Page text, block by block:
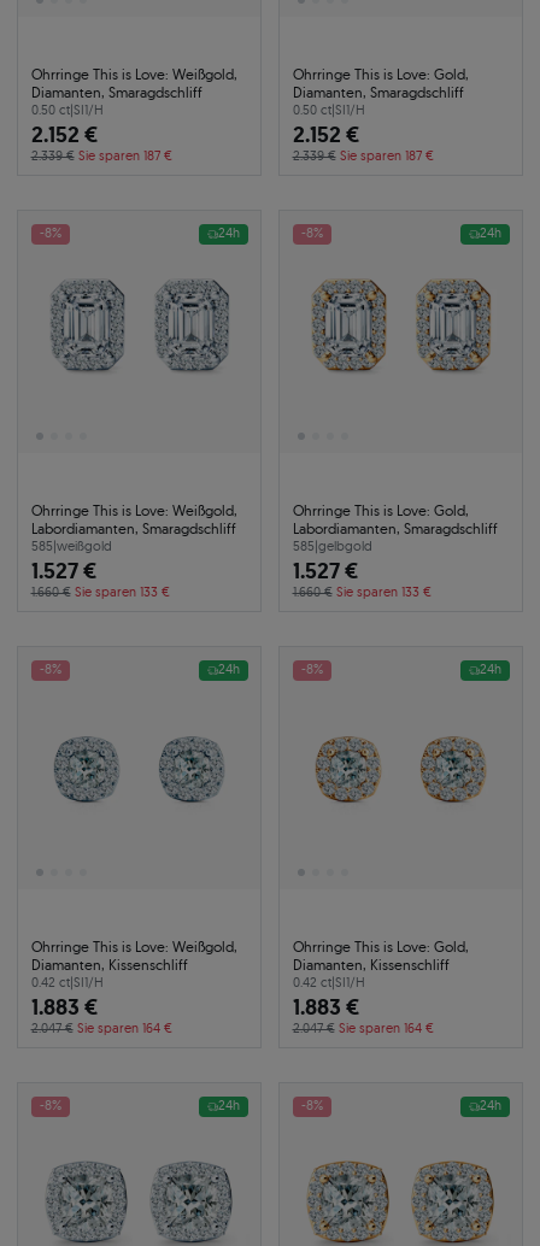
Ohrringe This is Love: Weißgold,
Diamanten, Smaragdschliff
0.50 ct|SI1/H
2.152 €
2.339 € Sie sparen 187 €
Ohrringe This is Love: Gold,
Diamanten, Smaragdschliff
0.50 ct|SI1/H
2.152 €
2.339 € Sie sparen 187 €
-8% 24h
Ohrringe This is Love: Weißgold,
Labordiamanten, Smaragdschliff
585|weißgold
1.527 €
1.660 € Sie sparen 133 €
-8% 24h
Ohrringe This is Love: Gold,
Labordiamanten, Smaragdschliff
585|gelbgold
1.527 €
1.660 € Sie sparen 133 €
-8% 24h
Ohrringe This is Love: Weißgold,
Diamanten, Kissenschliff
0.42 ct|SI1/H
1.883 €
2.047 € Sie sparen 164 €
-8% 24h
Ohrringe This is Love: Gold,
Diamanten, Kissenschliff
0.42 ct|SI1/H
1.883 €
2.047 € Sie sparen 164 €
-8% 24h -8% 24h